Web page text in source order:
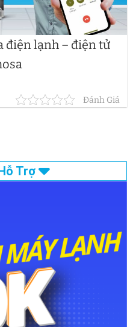
điện lạnh – điện tử
Đánh Giá
Trợ